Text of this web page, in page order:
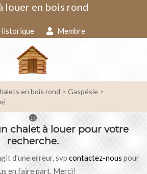
louer en bois rond
Membre
en bois rond
Gaspésie
chalet à louer pour votre
recherche.
d'une erreur, svpcontactez-nouspour
en faire part. Merci!